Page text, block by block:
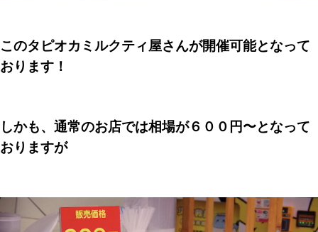
このタピオカミルクティ屋さんが開催可能となって
おります！
しかも、通常のお店では相場が６００円〜となって
おりますが